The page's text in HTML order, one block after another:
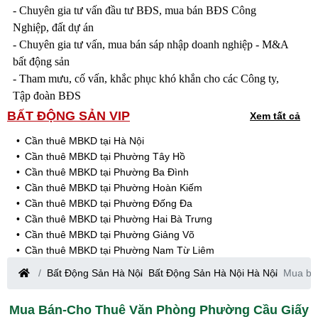
- Chuyên gia tư vấn đầu tư BĐS, mua bán BĐS Công
Nghiệp, đất dự án
- Chuyên gia tư vấn, mua bán sáp nhập doanh nghiệp - M&A
bất động sản
- Tham mưu, cố vấn, khắc phục khó khắn cho các Công ty,
Tập đoàn BĐS
BẤT ĐỘNG SẢN VIP Xem tất cả
Cần thuê MBKD tại Hà Nội
Cần thuê MBKD tại Phường Tây Hồ
Cần thuê MBKD tại Phường Ba Đình
Cần thuê MBKD tại Phường Hoàn Kiếm
Cần thuê MBKD tại Phường Đống Đa
Cần thuê MBKD tại Phường Hai Bà Trưng
Cần thuê MBKD tại Phường Giảng Võ
Cần thuê MBKD tại Phường Nam Từ Liêm
Cần thuê MBKD tại Phường Cầu Giấy
Cần thuê MBKD tại Phường Thanh Xuân
Cần thuê MBKD tại Phường Hà Đông
Bất Động Sản Hà Nội Bất Động Sản Hà Nội Hà Nội Mua
Mua Bán-Cho Thuê Văn Phòng Phường Cầu Giấy